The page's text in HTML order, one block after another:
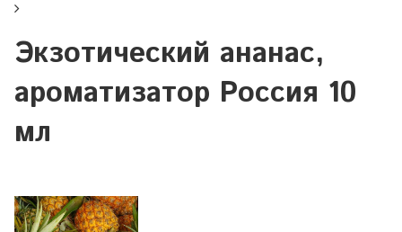
Экзотический ананас,
ароматизатор Россия 10
мл